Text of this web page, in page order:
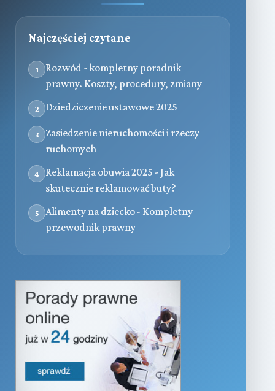
Najczęściej czytane
1
Rozwód - kompletny poradnik
prawny. Koszty, procedury, zmiany
2 Dziedziczenie ustawowe 2025
3
Zasiedzenie nieruchomości i rzeczy
ruchomych
4
Reklamacja obuwia 2025 - Jak
skutecznie reklamować buty?
5
Alimenty na dziecko - Kompletny
przewodnik prawny